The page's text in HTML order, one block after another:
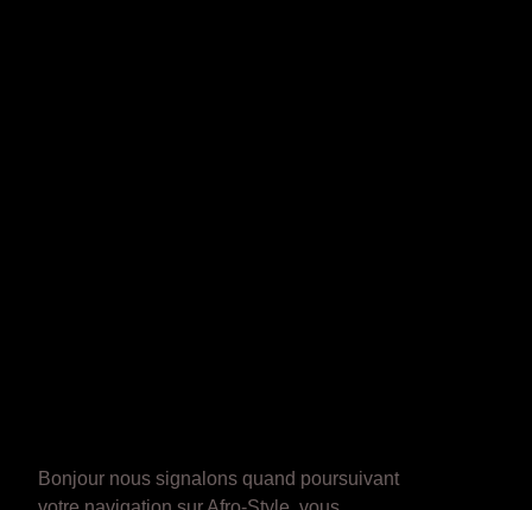
Bonjour nous signalons quand poursuivant